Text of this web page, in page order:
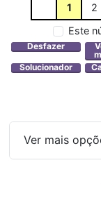
1 2
Este
Ver mais